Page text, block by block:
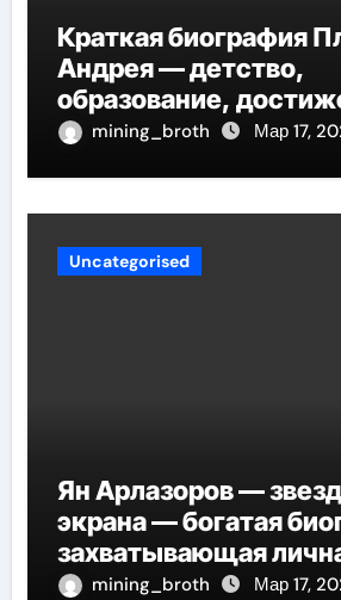
Краткая биография
Андрея — детство,
образование,
русской литературы
mining_broth Мар 17,
Uncategorised
Ян Арлазоров —
экрана — богатая
захватывающая
великого актера
mining_broth Мар 17,